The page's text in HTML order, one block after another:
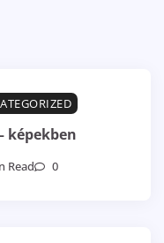
képekben
Read 0